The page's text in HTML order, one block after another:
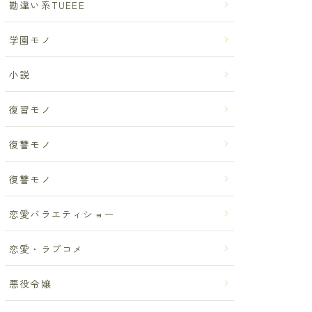
勘違い系TUEEE
学園モノ
小説
復習モノ
復讐モノ
復讐モノ
恋愛バラエティショー
恋愛・ラブコメ
悪役令嬢